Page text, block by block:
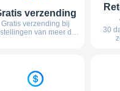
verzending
Gratis verzending bij
van meer dan
30